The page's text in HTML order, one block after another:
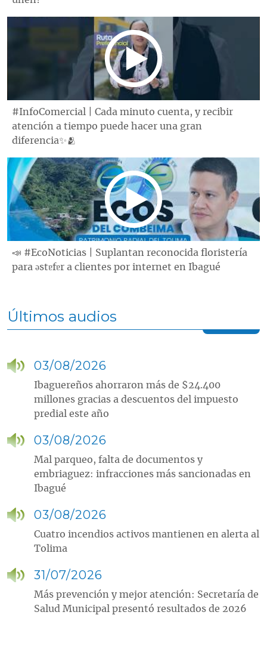
#InfoComercial | Cada minuto cuenta, y recibir
atención a tiempo puede hacer una gran
diferencia✨🫂
📣 #EcoNoticias | Suplantan reconocida floristería
para ǝstɐfɐr a clientes por internet en Ibagué
Últimos audios
03/08/2026
Ibaguereños ahorraron más de $24.400
millones gracias a descuentos del impuesto
predial este año
03/08/2026
Mal parqueo, falta de documentos y
embriaguez: infracciones más sancionadas en
Ibagué
03/08/2026
Cuatro incendios activos mantienen en alerta al
Tolima
31/07/2026
Más prevención y mejor atención: Secretaría de
Salud Municipal presentó resultados de 2026